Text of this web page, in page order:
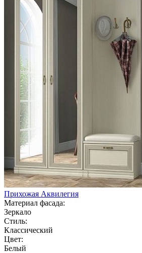
Прихожая Аквилегия
Материал фасада:
Зеркало
Стиль:
Классический
Цвет:
Белый